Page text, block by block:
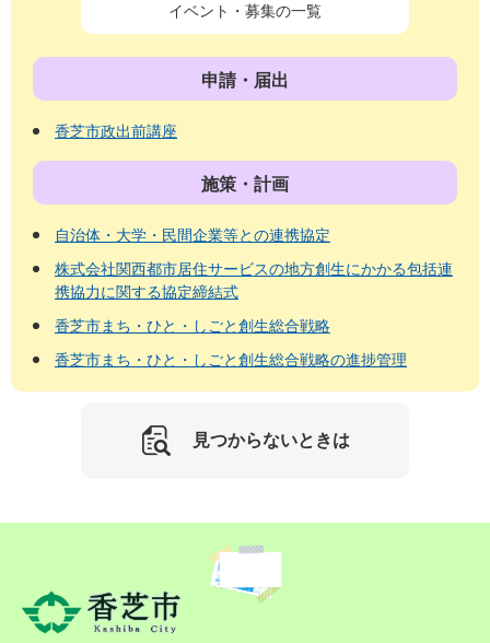
イベント・募集の一覧
申請・届出
香芝市政出前講座
施策・計画
自治体・大学・民間企業等との連携協定
株式会社関西都市居住サービスの地方創生にかかる包括連
携協力に関する協定締結式
香芝市まち・ひと・しごと創生総合戦略
香芝市まち・ひと・しごと創生総合戦略の進捗管理
見つからないときは